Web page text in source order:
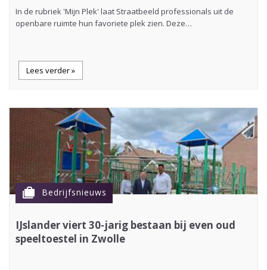
In de rubriek 'Mijn Plek' laat Straatbeeld professionals uit de
openbare ruimte hun favoriete plek zien. Deze…
Lees verder »
cases Bedrijfsnieuws
IJslander viert 30-jarig bestaan bij even oud
speeltoestel in Zwolle